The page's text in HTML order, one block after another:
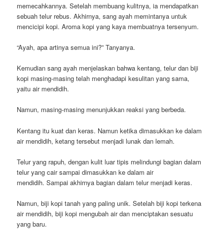
memecahkannya. Setelah membuang kulitnya, ia mendapatkan
sebuah telur rebus. Akhirnya, sang ayah memintanya untuk
mencicipi kopi. Aroma kopi yang kaya membuatnya tersenyum.
“Ayah, apa artinya semua ini?” Tanyanya.
Kemudian sang ayah menjelaskan bahwa kentang, telur dan biji
kopi masing-masing telah menghadapi kesulitan yang sama,
yaitu air mendidih.
Namun, masing-masing menunjukkan reaksi yang berbeda.
Kentang itu kuat dan keras. Namun ketika dimasukkan ke dalam
air mendidih, ketang tersebut menjadi lunak dan lemah.
Telur yang rapuh, dengan kulit luar tipis melindungi bagian dalam
telur yang cair sampai dimasukkan ke dalam air
mendidih. Sampai akhirnya bagian dalam telur menjadi keras.
Namun, biji kopi tanah yang paling unik. Setelah biji kopi terkena
air mendidih, biji kopi mengubah air dan menciptakan sesuatu
yang baru.